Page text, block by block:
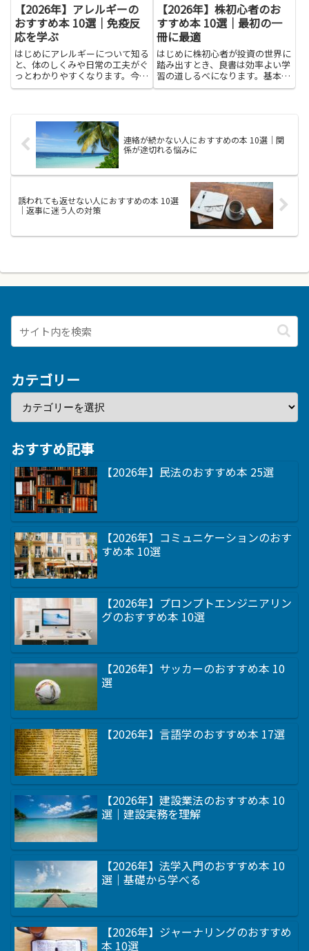
【2026年】アレルギーの
おすすめ本 10選｜免疫反
応を学ぶ
はじめにアレルギーについて知る
と、体のしくみや日常の工夫がぐ
っとわかりやすくなります。今回
の紹介は、免疫反応を学ぶという
をむずかしく並べず、誰でも読ん
で理解できる言い方を心がけま
し...
【2026年】株初心者のお
すすめ本 10選｜最初の一
冊に最適
はじめに株初心者が投資の世界に
踏み出すとき、良書は効率よい学
習の道しるべになります。基本的
な用語や株の仕組み、四季報やチ
す。...
連絡が続かない人におすすめの本 10選｜関
係が途切れる悩みに
誘われても返せない人におすすめの本 10選
｜返事に迷う人の対策
カテゴリー
おすすめ記事
【2026年】民法のおすすめ本 25選
【2026年】コミュニケーションのおす
すめ本 10選
【2026年】プロンプトエンジニアリン
グのおすすめ本 10選
【2026年】サッカーのおすすめ本 10
選
【2026年】言語学のおすすめ本 17選
【2026年】建設業法のおすすめ本 10
選｜建設実務を理解
【2026年】法学入門のおすすめ本 10
選｜基礎から学べる
【2026年】ジャーナリングのおすすめ
本 10選